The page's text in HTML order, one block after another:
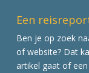
Een
Ben je op zoek
of website? Dat
artikel gaat of